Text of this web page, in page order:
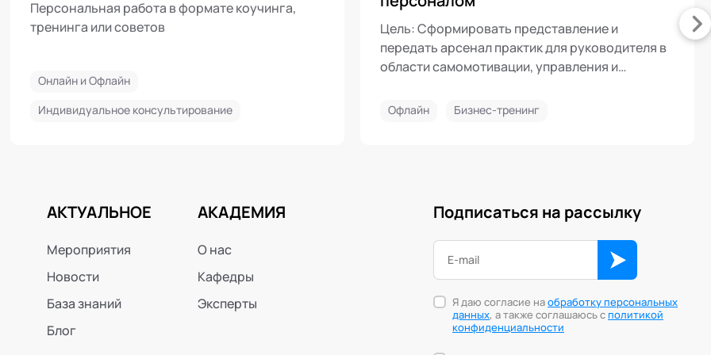
системному подходу к принятию
и Офлайн Курс
Цель тренинга: изучить и отработать техники
предоставления обратной связи, осознать
роль и важность инструмента обратной связи
Бизнес-тренинг
границы
АКТУАЛЬНОЕ
Мероприятия
Новости
База знаний
Блог
АКАДЕМИЯ
О нас
Кафедры
Эксперты
Подписаться на рассылку
Я даю согласие наобработку персональных
данных, а также соглашаюсь сполитикой
конфиденциальности